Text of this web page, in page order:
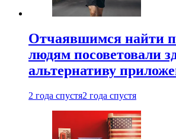
Отчаявшимся найти
людям посоветовали
альтернативу
2 года спустя2 года спустя